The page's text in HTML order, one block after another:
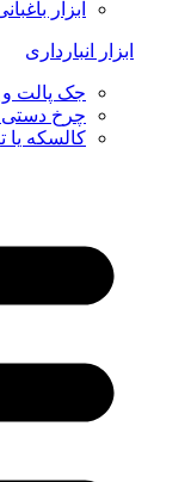
ابزار
ابزار انبارداری
جک پالت و
چرخ دستی
کالسکه